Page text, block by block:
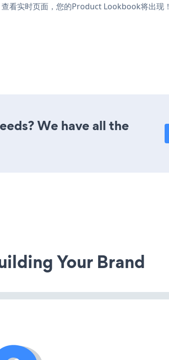
看实时页面，您的Product Lookbook将出现！
We have all the
Your Brand